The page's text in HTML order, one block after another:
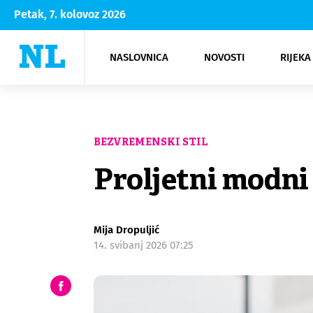
Petak, 7. kolovoz 2026
NASLOVNICA NOVOSTI
Rijeka Opatija
NK
Moda
Kultura
BEZVREMENSKI STIL
Proljetni
Mija Dropuljić
14. svibanj 2026 07:25